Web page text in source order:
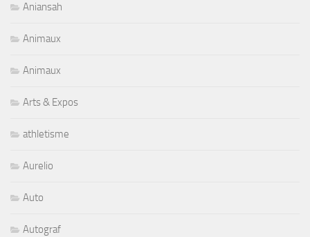
Aniansah
Animaux
Animaux
Arts & Expos
athletisme
Aurelio
Auto
Autograf